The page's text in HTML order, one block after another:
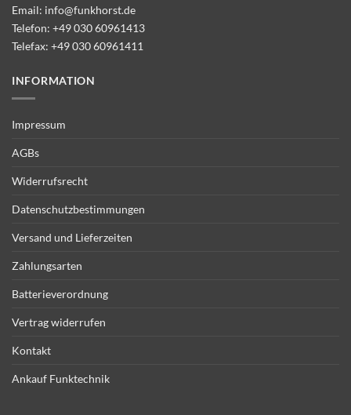
Email: info@funkhorst.de
Telefon: +49 030 60961413
Telefax: +49 030 60961411
INFORMATION
Impressum
AGBs
Widerrufsrecht
Datenschutzbestimmungen
Versand und Lieferzeiten
Zahlungsarten
Batterieverordnung
Vertrag widerrufen
Kontakt
Ankauf Funktechnik